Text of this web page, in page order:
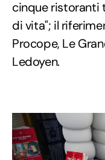
cinque ristoranti
di vita"; il
Procope, Le
Ledoyen.